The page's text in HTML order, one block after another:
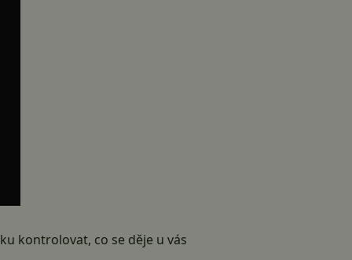
kontrolovat, co se děje u vás